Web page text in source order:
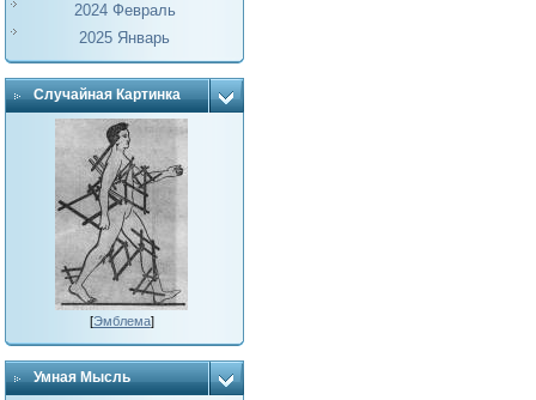
2024 Февраль
2025 Январь
Случайная Картинка
[Эмблема]
Умная Мысль